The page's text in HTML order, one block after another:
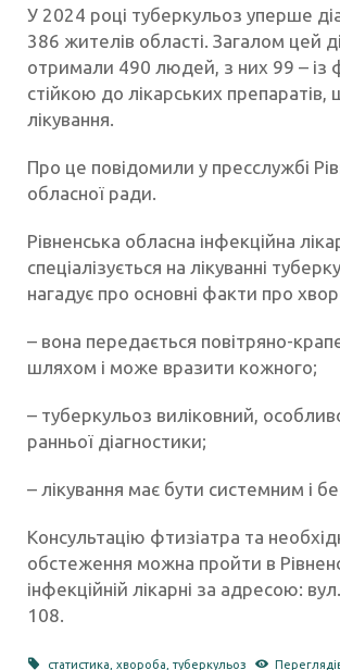
У 2024 році туберкульоз уперше
386 жителів області. Загалом цей
отримали 490 людей, з них 99 –
стійкою до лікарських
лікування.
Про це повідомили у пресслужбі
обласної ради.
Рівненська обласна інфекційна
спеціалізується на лікуванні
нагадує про основні факти про
– вона передається повітряно-
шляхом і може вразити кожного;
– туберкульоз виліковний,
ранньої діагностики;
– лікування має бути системним і
Консультацію фтизіатра та
обстеження можна пройти в
інфекційній лікарні за адресою:
108.
статистика ,хвороба ,туберкульоз